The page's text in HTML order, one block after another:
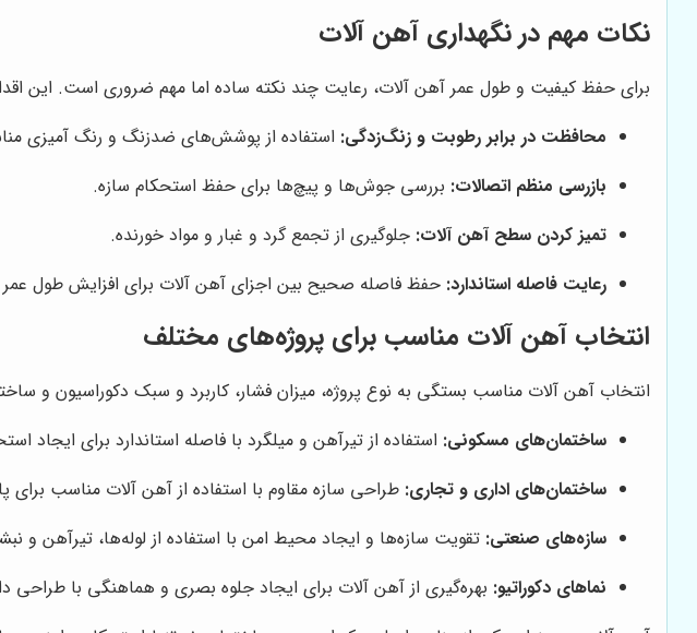
نکات مهم در نگهداری آهن آلات
برای حفظ کیفیت و طول عمر آهن آلات، رعایت چند نکته ساده اما مهم ضروری است. این
محافظت در برابر رطوبت و زنگ‌زدگی: استفاده از پوشش‌های ضدزنگ و رنگ آمیزی
بازرسی منظم اتصالات: بررسی جوش‌ها و پیچ‌ها برای حفظ استحکام سازه.
تمیز کردن سطح آهن آلات: جلوگیری از تجمع گرد و غبار و مواد خورنده.
رعایت فاصله استاندارد: حفظ فاصله صحیح بین اجزای آهن آلات برای افزایش طول عمر
انتخاب آهن آلات مناسب برای پروژه‌های مختلف
انتخاب آهن آلات مناسب بستگی به نوع پروژه، میزان فشار، کاربرد و سبک دکوراسیون و
ساختمان‌های مسکونی: استفاده از تیرآهن و میلگرد با فاصله استاندارد برای ایجاد
ساختمان‌های اداری و تجاری: طراحی سازه مقاوم با استفاده از آهن آلات مناسب برای
سازه‌های صنعتی: تقویت سازه‌ها و ایجاد محیط امن با استفاده از لوله‌ها، تیرآهن و
نماهای دکوراتیو: بهره‌گیری از آهن آلات برای ایجاد جلوه بصری و هماهنگی با